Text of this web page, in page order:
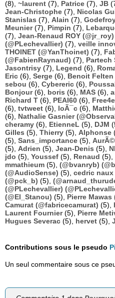
(8), ~laurent (7), Patrice (7), JB
Jean-Christophe (7), Nicolas
Stanislas (7), Alain (7),
Meunier(7), Pimpin (7),
(7), Jean-Renaud ROY (@jr_roy)
(@PLechevallier) (7), veille
THOINET (@YanThoinet) (7),
(@FabienRaynaud) (7), Partech
Jasontrisy (7), Legend (6),
Eric (6), Serge (6), Benoit Felten
sebou (6), Cybereric (6),
Bonjour(6), boris (6), MAS (6),
Richard T (6), PEAI60 (6),
(6), tvtweet (6), loÃ¯c (6),
(6), Nathalie Gasnier
cheramy (6), EtienneL (5), DJM
Gilles (5), Thierry (5), Alphonse
(5), Sans_importance (5),
(5), Adrien (5), Jean-Denis (5),
jdo (5), Youssef (5), Renaud (5),
mmathieum (5), (@bvanryb)
(@AudioSense) (5), cedric naux
(@pck_b) (5),
(@PLechevallier)
(@El_Stanou) (5), Pierre Mawas
Camurat (@fabricecamurat) (5),
Laurent Fournier(5), Pierre
Hugues Severac (5), hervet (5),
Contributions sous le pseudo
Un seul commentaire sous ce